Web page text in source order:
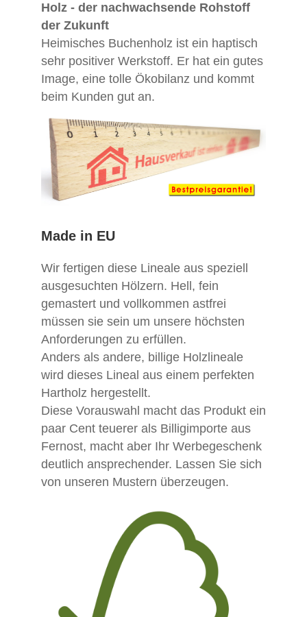
Holz - der nachwachsende Rohstoff
der Zukunft
Heimisches Buchenholz ist ein haptisch
sehr positiver Werkstoff. Er hat ein gutes
Image, eine tolle Ökobilanz und kommt
beim Kunden gut an.
Made in EU
Wir fertigen diese Lineale aus speziell
ausgesuchten Hölzern. Hell, fein
gemastert und vollkommen astfrei
müssen sie sein um unsere höchsten
Anforderungen zu erfüllen.
Anders als andere, billige Holzlineale
wird dieses Lineal aus einem perfekten
Hartholz hergestellt.
Diese Vorauswahl macht das Produkt ein
paar Cent teuerer als Billigimporte aus
Fernost, macht aber Ihr Werbegeschenk
deutlich ansprechender. Lassen Sie sich
von unseren Mustern überzeugen.